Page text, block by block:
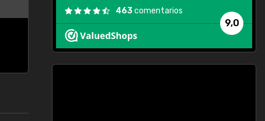
9,0
463comentarios